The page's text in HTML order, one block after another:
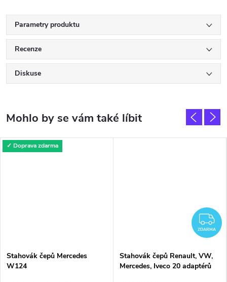
Parametry produktu
Recenze
Diskuse
✓ Doprava zdarma
Stahovák čepů Mercedes
W124
ZDARMA
Stahovák čepů Renault, VW,
Mercedes, Iveco 20 adaptérů